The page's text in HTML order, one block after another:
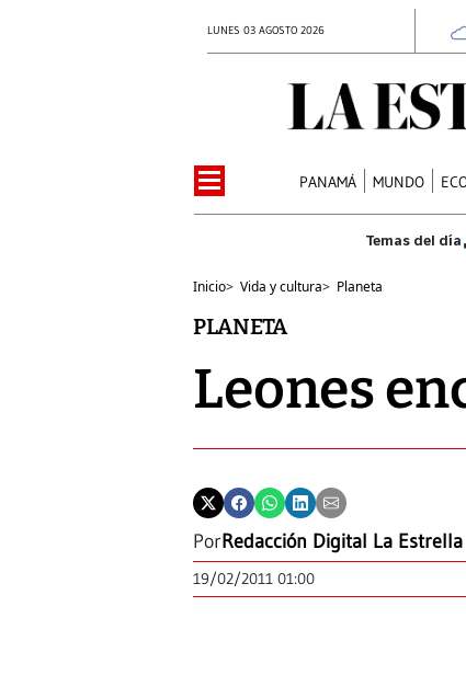
LUNES 03 AGOSTO 2026
PANAMÁ MUNDO
Inicio> Vida y cultura> Planeta
PLANETA
Leones
PorRedacción Digital La Estrella
19/02/2011 01:00